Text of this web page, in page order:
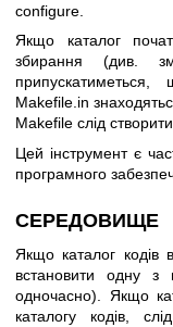
configure.
Якщо каталог
збирання (див.
Makefile.in
Makefile слід
Цей інструмент є
програмного
СЕРЕДОВИЩЕ
Якщо каталог кодів
встановити одну з
одночасно). Якщо
каталогу кодів,